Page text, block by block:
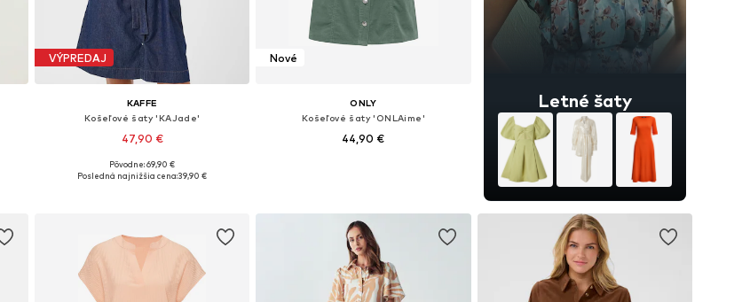
VÝPREDAJ
KAFFE
Košeľové šaty 'KAJade'
47,90 €
Dostupné veľkosti: 46
Pôvodne: 69,90 €
Posledná najnižšia cena:39,90 €
Nové
ONLY
Košeľové šaty 'ONLAime'
44,90 €
Letné šaty